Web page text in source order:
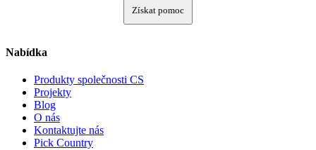
Získat pomoc
Nabídka
Produkty společnosti CS
Projekty
Blog
O nás
Kontaktujte nás
Pick Country